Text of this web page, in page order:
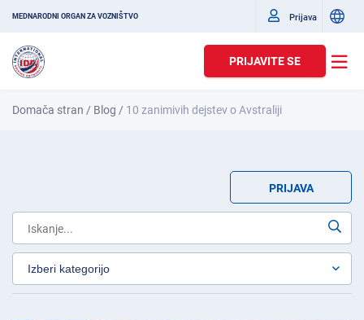
MEDNARODNI ORGAN ZA VOZNIŠTVO Prijava
PRIJAVITE SE
Domača stran / Blog / 10 zanimivih dejstev o Avstraliji
PRIJAVA